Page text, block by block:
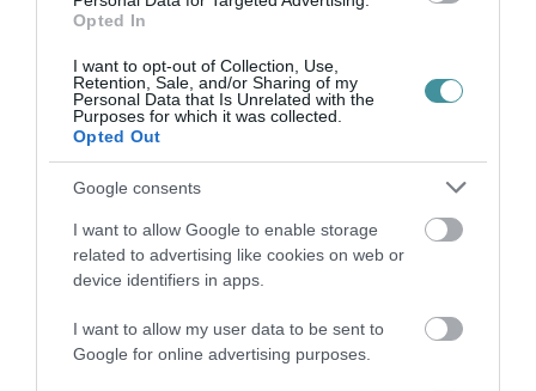
Opted In
I want to opt-out of Collection, Use,
Retention, Sale, and/or Sharing of my
Personal Data that Is Unrelated with the
Purposes for which it was collected.
Opted Out
Google consents
I want to allow Google to enable storage
related to advertising like cookies on web or
device identifiers in apps.
I want to allow my user data to be sent to
Google for online advertising purposes.
ÚJ MAGYAR KÜLÜGYI STRATÉGIA KÉSZÜL,
2026. augusztus 08|Mindenki ügye